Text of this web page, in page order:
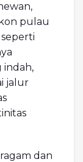
pulau
indah,
jalur
dan